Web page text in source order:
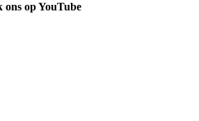
ons op YouTube